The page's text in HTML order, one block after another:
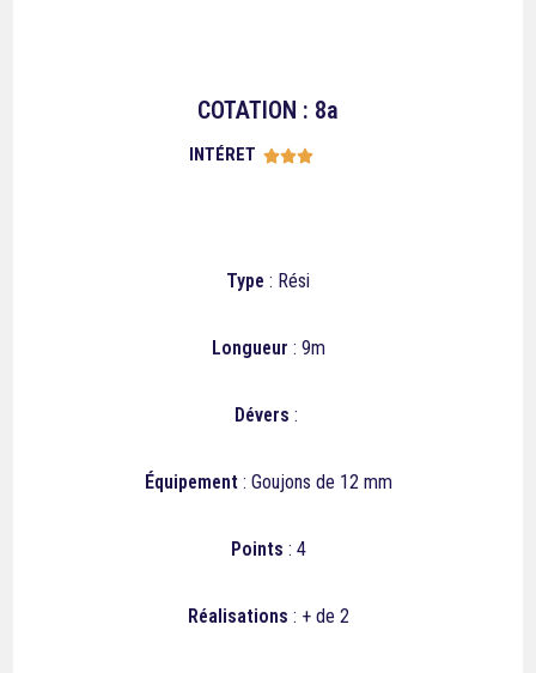
COTATION : 8a
INTÉRET 
Type : Rési
Longueur : 9m
Dévers :
Équipement: Goujons de 12 mm
Points : 4
Réalisations : + de 2